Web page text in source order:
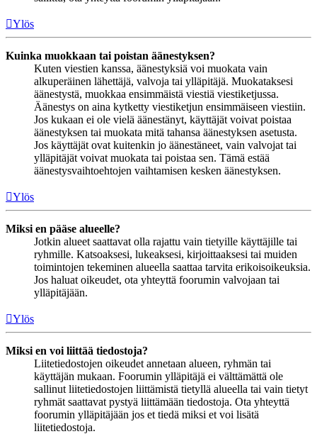
Ylös
Kuinka muokkaan tai poistan äänestyksen?
Kuten viestien kanssa, äänestyksiä voi muokata vain
alkuperäinen lähettäjä, valvoja tai ylläpitäjä. Muokataksesi
äänestystä, muokkaa ensimmäistä viestiä viestiketjussa.
Äänestys on aina kytketty viestiketjun ensimmäiseen viestiin.
Jos kukaan ei ole vielä äänestänyt, käyttäjät voivat poistaa
äänestyksen tai muokata mitä tahansa äänestyksen asetusta.
Jos käyttäjät ovat kuitenkin jo äänestäneet, vain valvojat tai
ylläpitäjät voivat muokata tai poistaa sen. Tämä estää
äänestysvaihtoehtojen vaihtamisen kesken äänestyksen.
Ylös
Miksi en pääse alueelle?
Jotkin alueet saattavat olla rajattu vain tietyille käyttäjille tai
ryhmille. Katsoaksesi, lukeaksesi, kirjoittaaksesi tai muiden
toimintojen tekeminen alueella saattaa tarvita erikoisoikeuksia.
Jos haluat oikeudet, ota yhteyttä foorumin valvojaan tai
ylläpitäjään.
Ylös
Miksi en voi liittää tiedostoja?
Liitetiedostojen oikeudet annetaan alueen, ryhmän tai
käyttäjän mukaan. Foorumin ylläpitäjä ei välttämättä ole
sallinut liitetiedostojen liittämistä tietyllä alueella tai vain tietyt
ryhmät saattavat pystyä liittämään tiedostoja. Ota yhteyttä
foorumin ylläpitäjään jos et tiedä miksi et voi lisätä
liitetiedostoja.